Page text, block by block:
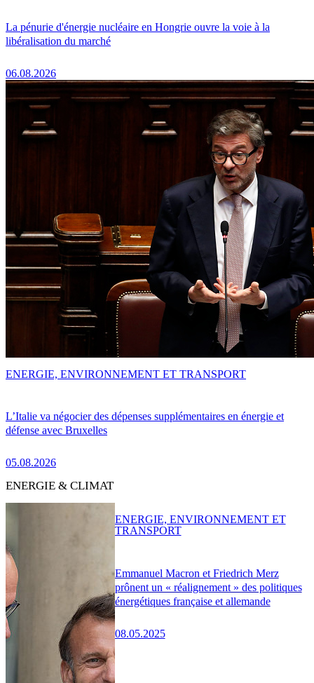
La pénurie d'énergie nucléaire en Hongrie ouvre la voie à la
libéralisation du marché
06.08.2026
L’Italie va négocier des dépenses supplémentaires en énergie et
défense avec Bruxelles
05.08.2026
ENERGIE, ENVIRONNEMENT ET TRANSPORT
ENERGIE & CLIMAT
Emmanuel Macron et Friedrich Merz
prônent un « réalignement » des politiques
énergétiques française et allemande
08.05.2025
ENERGIE, ENVIRONNEMENT ET
TRANSPORT